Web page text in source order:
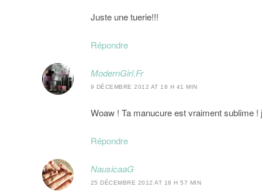
Juste une tuerie!!!
Répondre
ModernGirl.Fr
9 DÉCEMBRE 2012 AT 18 H 41 MIN
Woaw ! Ta manucure est vraiment sublime
Répondre
NausicaaG
25 DÉCEMBRE 2012 AT 18 H 57 MIN